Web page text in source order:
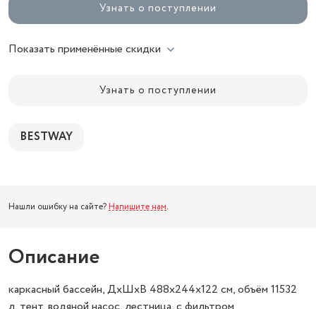
Узнать о поступлении
Показать применённые скидки
Узнать о поступлении
BESTWAY
Нашли ошибку на сайте? Напишите нам.
Описание
каркасный бассейн, ДхШхВ 488х244х122 см, объём 11532